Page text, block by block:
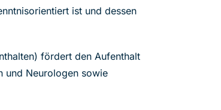
ist und dessen
fördert den Aufenthalt
und Neurologen sowie